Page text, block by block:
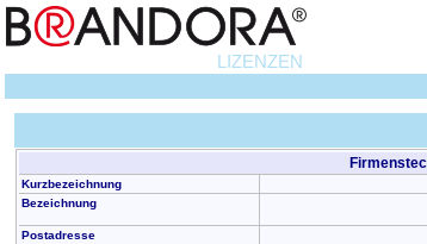
LIZENZEN
Kurzbezeichnung
Bezeichnung
Postadresse